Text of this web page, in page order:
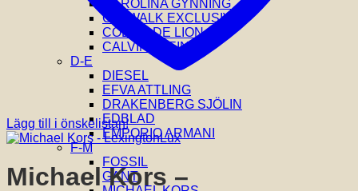
CAROLINA GYNNING
CATWALK EXCLUSIVE
COEUR DE LION
CALVIN KLEIN
D-E
DIESEL
EFVA ATTLING
DRAKENBERG SJÖLIN
EDBLAD
EMPORIO ARMANI
F-M
FOSSIL
GANT
Lägg till i önskelistan!
Michael Kors –